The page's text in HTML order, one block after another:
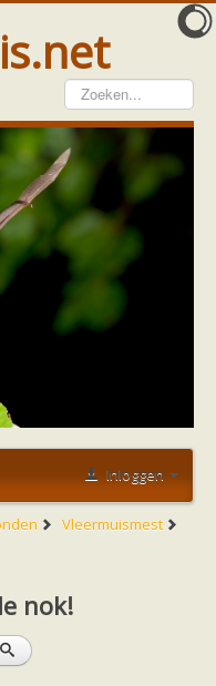
Vleermuis gezien
doorgeven
doen wij met meldingen
of gevonden
nok!
Inloggen
Vleermuismest
nok!